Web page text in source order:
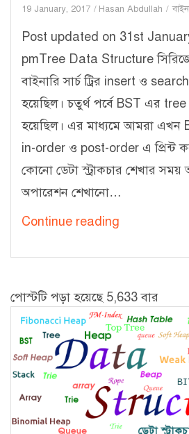
19 January, 2017 Hasan Abdullah
Post updated on 31st
pmTree Data Structure
বাইনারি সার্চ ট্রির insert ও
হয়েছিল। চতুর্থ পর্বে BST এর
হয়েছিল। এর মাধ্যমে আমরা এখন
in-order ও post-order এ প্রিন্ট
কোনো ডেটা স্ট্রাকচার শেখার
অপারেশন শেখানো…
Continue reading
৫
[BST:
Find
maximum
and
minimum
পোস্টটি পড়া হয়েছে 5,633 বার